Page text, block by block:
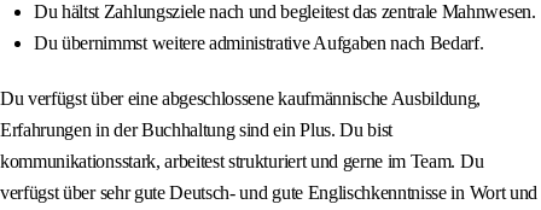
Du hältst Zahlungsziele nach und begleitest das zentrale Mahnwesen.
Du übernimmst weitere administrative Aufgaben nach Bedarf.
Du verfügst über eine abgeschlossene kaufmännische Ausbildung,
Erfahrungen in der Buchhaltung sind ein Plus. Du bist
kommunikationsstark, arbeitest strukturiert und gerne im Team. Du
verfügst über sehr gute Deutsch- und gute Englischkenntnisse in Wort und